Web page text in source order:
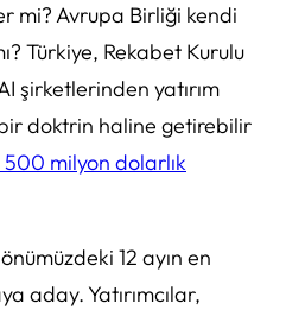
mi? Avrupa Birliği kendi
Türkiye, Rekabet Kurulu
şirketlerinden yatırım
doktrin haline getirebilir
milyon dolarlık
12 ayın en
aday. Yatırımcılar,